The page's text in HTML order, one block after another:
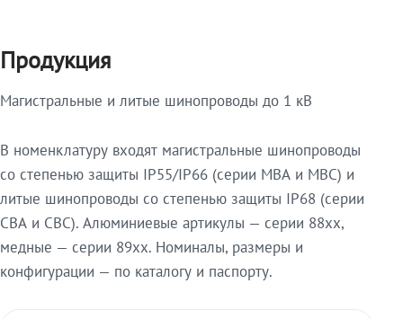
Продукция
Магистральные и литые шинопроводы до 1 кВ
В номенклатуру входят магистральные шинопроводы
со степенью защиты IP55/IP66 (серии МВА и МВС) и
литые шинопроводы со степенью защиты IP68 (серии
СВА и СВС). Алюминиевые артикулы — серии 88xx,
медные — серии 89xx. Номиналы, размеры и
конфигурации — по каталогу и паспорту.